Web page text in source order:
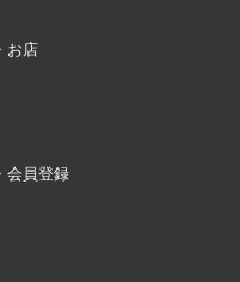
お店
会員登録